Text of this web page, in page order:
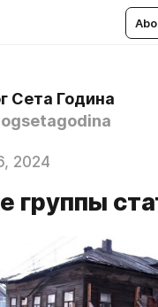
Сета Година
2024
группы